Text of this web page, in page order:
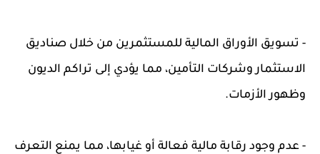
- تسويق الأوراق المالية للمستثمرين من خلال صناديق
الاستثمار وشركات التأمين، مما يؤدي إلى تراكم الديون
وظهور الأزمات.
- عدم وجود رقابة مالية فعالة أو غيابها، مما يمنع التعرف